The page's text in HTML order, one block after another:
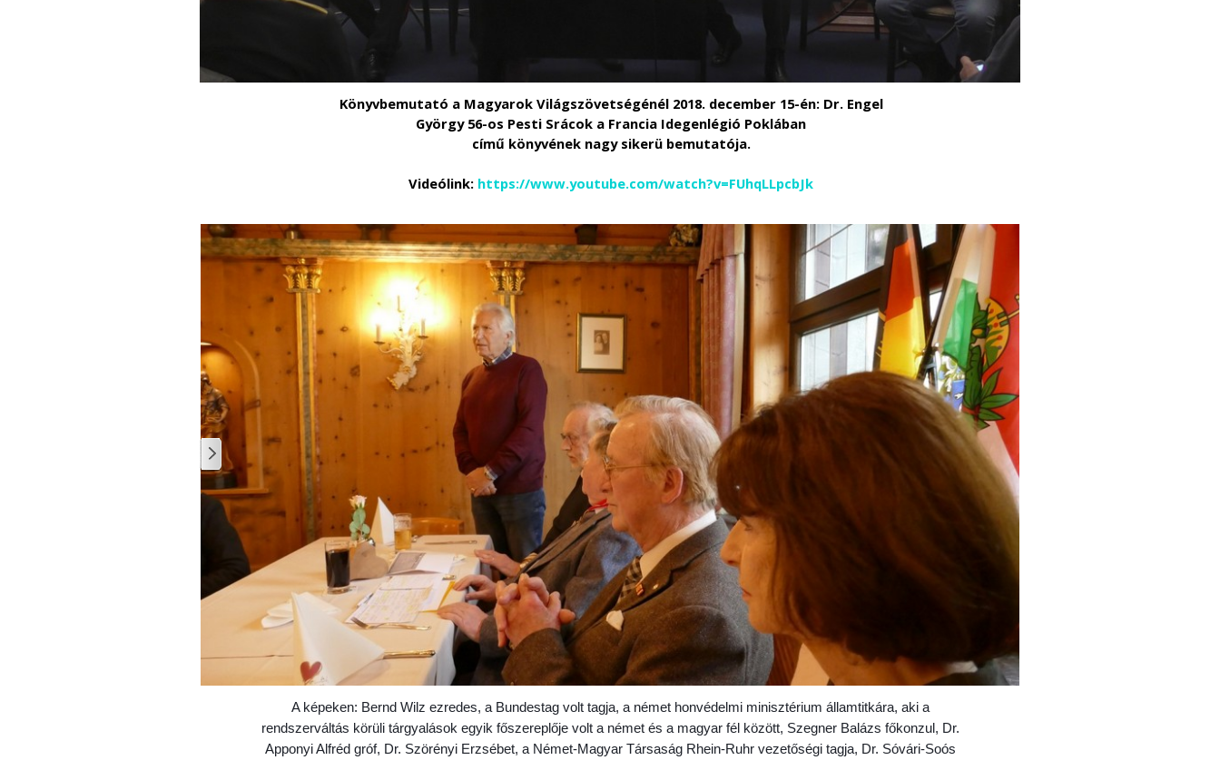
1/8
Könyvbemutató a Magyarok Világszövetségénél 2018. december 15-én: Dr. Engel
György 56-os Pesti Srácok a Francia Idegenlégió Poklában
című könyvének nagy sikerü bemutatója.
Videólink: https://www.youtube.com/watch?v=FUhqLLpcbJk
A képeken: Bernd Wilz ezredes, a Bundestag volt tagja, a német honvédelmi minisztérium államtitkára, aki a
rendszerváltás körüli tárgyalások egyik főszereplője volt a német és a magyar fél között, Szegner Balázs főkonzul, Dr.
Apponyi Alfréd gróf, Dr. Szörényi Erzsébet, a Német-Magyar Társaság Rhein-Ruhr vezetőségi tagja, Dr. Sóvári-Soós